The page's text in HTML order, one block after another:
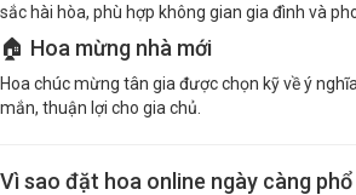
sắc hài hòa, phù hợp không gian gia đình và
🏠 Hoa mừng nhà mới
Hoa chúc mừng tân gia được chọn kỹ về ý
mắn, thuận lợi cho gia chủ.
Vì sao đặt hoa online ngày càng